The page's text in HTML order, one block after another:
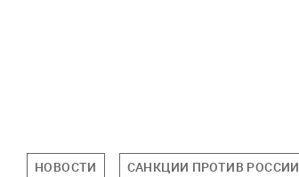
НОВОСТИ САНКЦИИ ПРОТИВ РОССИИ